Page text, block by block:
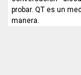
probar. QT es un
manera.